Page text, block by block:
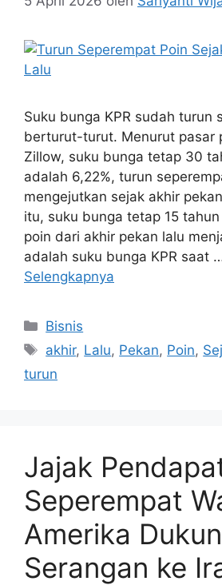
Suku bunga KPR sudah turun
berturut-turut. Menurut pasar
Zillow, suku bunga tetap 30
adalah 6,22%, turun
mengejutkan sejak akhir
itu, suku bunga tetap 15
poin dari akhir pekan lalu
adalah suku bunga KPR saat
Selengkapnya
Kategori
Bisnis
Tag
akhir, Lalu, Pekan, Poin,
turun
Jajak
Seperempat
Amerika
Serangan ke